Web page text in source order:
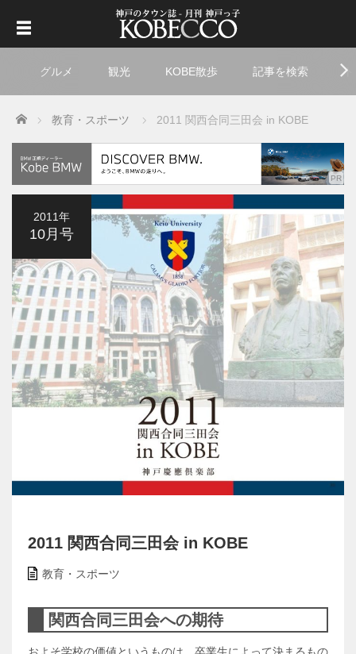
グルメ 観光 KOBE散歩 記事を検索
Home 教育・スポーツ 2011 関西合同三田会 in KOBE
2011年
10月号
2011 関西合同三田会 in KOBE
教育・スポーツ
関西合同三田会への期待